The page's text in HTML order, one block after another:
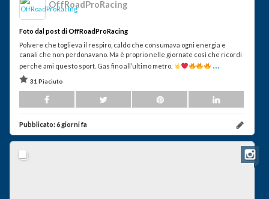
OffRoadProRacing
Foto dal post di OffRoadProRacing
Polvere che toglieva il respiro, caldo che consumava ogni energia e
canali che non perdonavano. Ma è proprio nelle giornate così che ricordi
perché ami questo sport. Gas fino all’ultimo metro.
...
31 Piaciuto
Pubblicato:6 giorni fa